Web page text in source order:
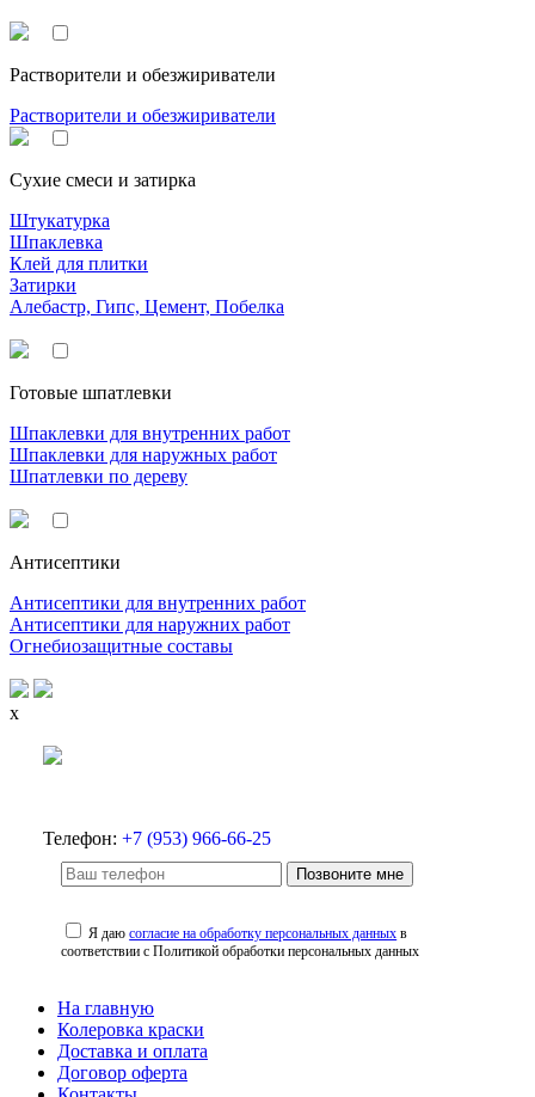
Растворители и обезжириватели
Растворители и обезжириватели
Сухие смеси и затирка
Штукатурка
Шпаклевка
Клей для плитки
Затирки
Алебастр, Гипс, Цемент, Побелка
Готовые шпатлевки
Шпаклевки для внутренних работ
Шпаклевки для наружных работ
Шпатлевки по дереву
Антисептики
Антисептики для внутренних работ
Антисептики для наружних работ
Огнебиозащитные составы
x
Телефон: +7 (953) 966-66-25
Позвоните мне
Я даюсогласие на обработку персональных данных в
соответствии с Политикой обработки персональных данных
На главную
Колеровка краски
Доставка и оплата
Договор оферта